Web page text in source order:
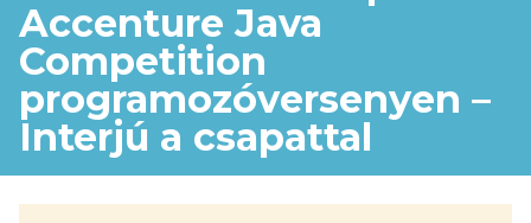
Accenture Java
Competition
programozóversenyen –
Interjú a csapattal